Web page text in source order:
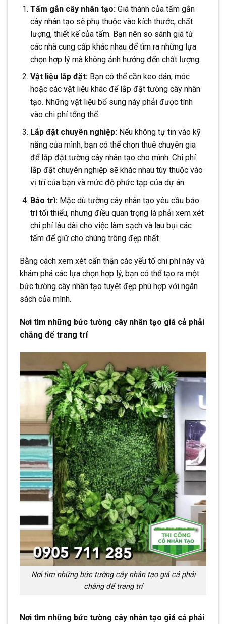
Tấm gắn cây nhân tạo:Giá thành của tấm gắn
cây nhân tạo sẽ phụ thuộc vào kích thước, chất
lượng, thiết kế của tấm. Bạn nên so sánh giá từ
các nhà cung cấp khác nhau để tìm ra những lựa
chọn hợp lý mà không ảnh hưởng đến chất lượng.
Vật liệu lắp đặt:Bạn có thể cần keo dán, móc
hoặc các vật liệu khác để lắp đặt tường cây nhân
tạo. Những vật liệu bổ sung này phải được tính
vào chi phí tổng thể.
Lắp đặt chuyên nghiệp:Nếu không tự tin vào kỹ
năng của mình, bạn có thể chọn thuê chuyên gia
để lắp đặt tường cây nhân tạo cho mình. Chi phí
lắp đặt chuyên nghiệp sẽ khác nhau tùy thuộc vào
vị trí của bạn và mức độ phức tạp của dự án.
Bảo trì:Mặc dù tường cây nhân tạo yêu cầu bảo
trì tối thiểu, nhưng điều quan trọng là phải xem xét
chi phí lâu dài cho việc làm sạch và lau bụi các
tấm để giữ cho chúng trông đẹp nhất.
Bằng cách xem xét cẩn thận các yếu tố chi phí này và
khám phá các lựa chọn hợp lý, bạn có thể tạo ra một
bức tường cây nhân tạo tuyệt đẹp phù hợp với ngân
sách của mình.
Nơi tìm những bức tường cây nhân tạo giá cả phải
chăng để trang trí
Nơi tìm những bức tường cây nhân tạo giá cả phải
chăng để trang trí
Nơi tìm những bức tường cây nhân tạo giá cả phải